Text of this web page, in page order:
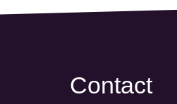
Contact